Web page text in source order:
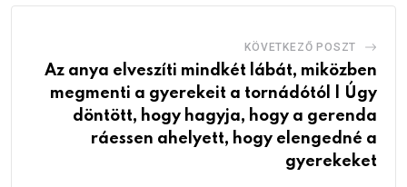
KÖVETKEZŐ POSZT
Az anya elveszíti mindkét lábát, miközben
megmenti a gyerekeit a tornádótól | Úgy
döntött, hogy hagyja, hogy a gerenda
ráessen ahelyett, hogy elengedné a
gyerekeket